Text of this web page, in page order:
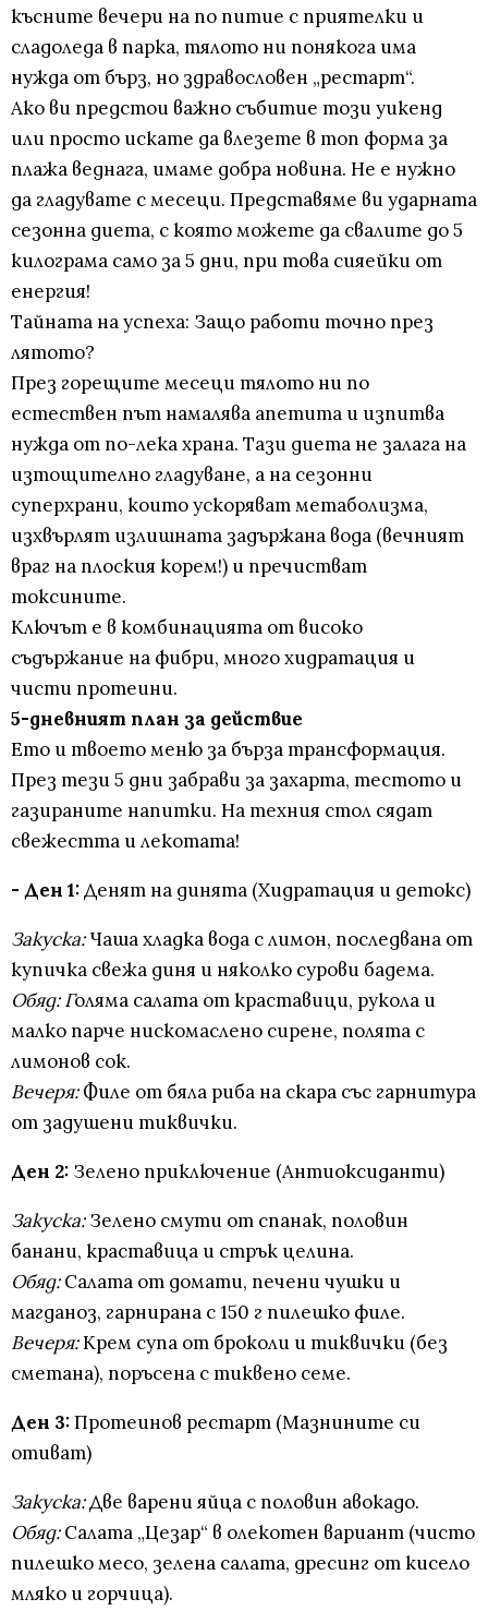
късните вечери на по питие с приятелки и
сладоледа в парка, тялото ни понякога има
нужда от бърз, но здравословен „рестарт“.
Ако ви предстои важно събитие този уикенд
или просто искате да влезете в топ форма за
плажа веднага, имаме добра новина. Не е нужно
да гладувате с месеци. Представяме ви ударната
сезонна диета, с която можете да свалите до 5
килограма само за 5 дни, при това сияейки от
енергия!
Тайната на успеха: Защо работи точно през
лятото?
През горещите месеци тялото ни по
естествен път намалява апетита и изпитва
нужда от по-лека храна. Тази диета не залага на
изтощително гладуване, а на сезонни
суперхрани, които ускоряват метаболизма,
изхвърлят излишната задържана вода (вечният
враг на плоския корем!) и пречистват
токсините.
Ключът е в комбинацията от високо
съдържание на фибри, много хидратация и
чисти протеини.
5-дневният план за действие
Ето и твоето меню за бърза трансформация.
През тези 5 дни забрави за захарта, тестото и
газираните напитки. На техния стол сядат
свежестта и лекотата!
- Ден 1:Денят на динята (Хидратация и детокс)
Закуска:Чаша хладка вода с лимон, последвана от
купичка свежа диня и няколко сурови бадема.
Обяд: Голяма салата от краставици, рукола и
малко парче нискомаслено сирене, полята с
лимонов сок.
Вечеря:Филе от бяла риба на скара със гарнитура
от задушени тиквички.
Ден 2: Зелено приключение (Антиоксиданти)
Закуска:Зелено смути от спанак, половин
банани, краставица и стрък целина.
Обяд:Салата от домати, печени чушки и
магданоз, гарнирана с 150 г пилешко филе.
Вечеря:Крем супа от броколи и тиквички (без
сметана), поръсена с тиквено семе.
Ден 3:Протеинов рестарт (Мазнините си
отиват)
Закуска:Две варени яйца с половин авокадо.
Обяд:Салата „Цезар“ в олекотен вариант (чисто
пилешко месо, зелена салата, дресинг от кисело
мляко и горчица).